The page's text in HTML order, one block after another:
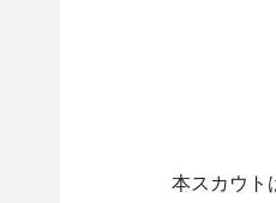
本スカウト